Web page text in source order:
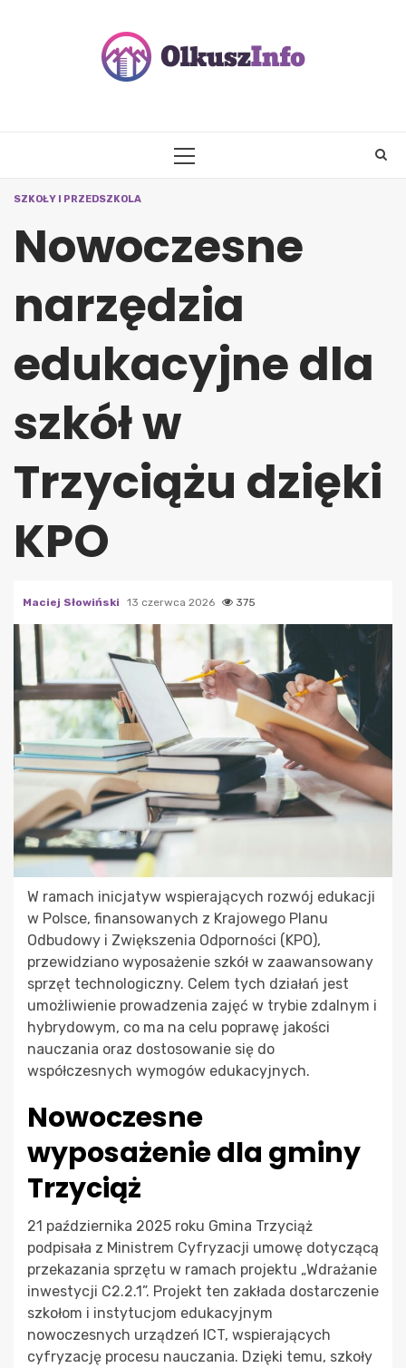
PRIMARY
SZKOŁY I PRZEDSZKOLA
Nowoczesne
narzędzia
edukacyjne dla
szkół w
Trzyciążu dzięki
KPO
Maciej Słowiński 13 czerwca 2026 375
W ramach inicjatyw wspierających rozwój edukacji
w Polsce, finansowanych z Krajowego Planu
Odbudowy i Zwiększenia Odporności (KPO),
przewidziano wyposażenie szkół w zaawansowany
sprzęt technologiczny. Celem tych działań jest
umożliwienie prowadzenia zajęć w trybie zdalnym i
hybrydowym, co ma na celu poprawę jakości
nauczania oraz dostosowanie się do
współczesnych wymogów edukacyjnych.
Nowoczesne
wyposażenie dla gminy
Trzyciąż
21 października 2025 roku Gmina Trzyciąż
podpisała z Ministrem Cyfryzacji umowę dotyczącą
przekazania sprzętu w ramach projektu „Wdrażanie
inwestycji C2.2.1”. Projekt ten zakłada dostarczenie
szkołom i instytucjom edukacyjnym
nowoczesnych urządzeń ICT, wspierających
cyfryzację procesu nauczania. Dzięki temu, szkoły